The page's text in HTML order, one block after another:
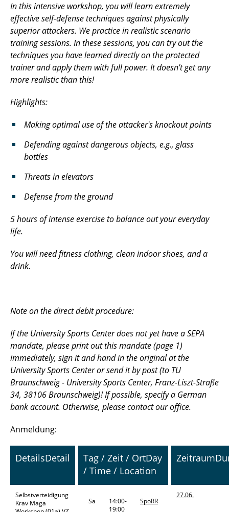
In this intensive workshop, you will learn extremely
effective self-defense techniques against physically
superior attackers. We practice in realistic scenario
training sessions. In these sessions, you can try out the
techniques you have learned directly on the protected
trainer and apply them with full power. It doesn't get any
more realistic than this!
Highlights:
Making optimal use of the attacker's knockout points
Defending against dangerous objects, e.g., glass
bottles
Threats in elevators
Defense from the ground
5 hours of intense exercise to balance out your everyday
life.
You will need fitness clothing, clean indoor shoes, and a
drink.
Note on the direct debit procedure:
If the University Sports Center does not yet have a SEPA
mandate, please print out this mandate (page 1)
immediately, sign it and hand in the original at the
University Sports Center or send it by post (to TU
Braunschweig - University Sports Center, Franz-Liszt-Straße
34, 38106 Braunschweig)! If possible, specify a German
bank account. Otherwise, please contact our office.
Anmeldung:
DetailsDetail Tag / Zeit / OrtDay
/ Time / Location
Zeitraum
Selbstverteidigung
Krav Maga
Sa
14:00-
19:00
SpoRR
27.06.